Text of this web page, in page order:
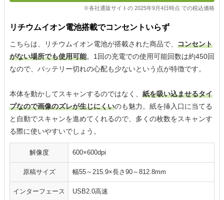
※各社通販サイトの 2025年9月4日時点 での税込価格
リチウムイオン電池搭載でコンセントいらず
こちらは、リチウムイオン電池が搭載された商品で、 コンセント
がない場所でも使用可能。1回の充電での使用可能回数は約450回
なので、バッテリー切れの心配も少ないという点が特徴です。
本体を動かしてスキャンするのではなく、 紙を吸い込ませるタイ
プなので画像のズレが生じにくいのも魅力。紙を挿入口に当てる
と自動でスキャンを進めてくれるので、多くの枚数をスキャンす
る際に使いやすいでしょう。
解像度 600×600dpi
原稿サイズ 幅55～215.9×長さ90～812.8mm
インターフェース USB2.0高速